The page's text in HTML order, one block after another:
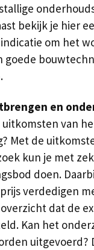
bekijk je hier
om het
goede
en
uitkomsten van
Met de
kun je met
doen.
verdedigen
dat de
Kan het
uitgevoerd?